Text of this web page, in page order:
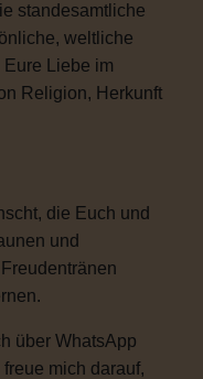
standesamtliche
weltliche
Liebe im
Religion, Herkunft
die Euch und
und
über WhatsApp
freue mich darauf,